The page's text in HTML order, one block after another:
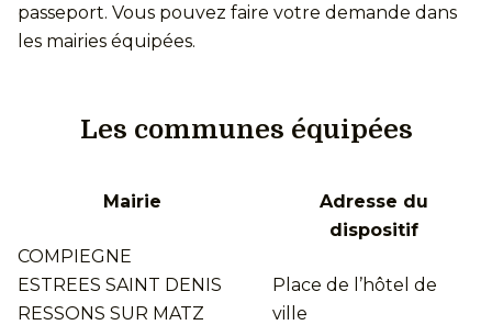
passeport. Vous pouvez faire votre demande dans
les mairies équipées.
Les communes équipées
Mairie
COMPIEGNE
ESTREES SAINT DENIS
RESSONS SUR MATZ
Adresse du
dispositif
Place de l’hôtel de
ville